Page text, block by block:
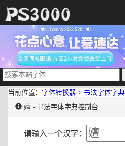
当前位置： 字体转换器 > 书法字体字典
嬗 - 书法字体字典控制台
请输入一个汉字：